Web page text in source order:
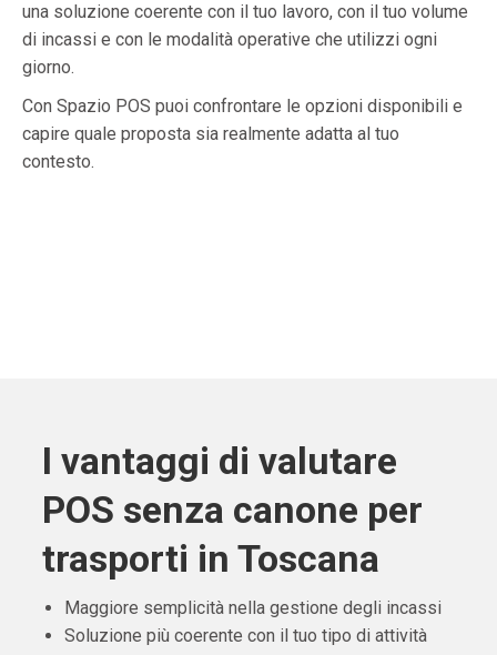
una soluzione coerente con il tuo lavoro, con il tuo volume
di incassi e con le modalità operative che utilizzi ogni
giorno.
Con Spazio POS puoi confrontare le opzioni disponibili e
capire quale proposta sia realmente adatta al tuo
contesto.
I vantaggi di valutare
POS senza canone per
trasporti in Toscana
Maggiore semplicità nella gestione degli incassi
Soluzione più coerente con il tuo tipo di attività